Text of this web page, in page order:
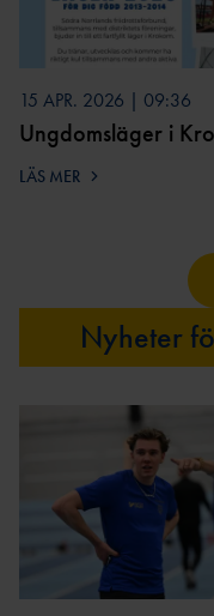
15 APR. 2026 | 09:36
Ungdomsläger i
LÄS MER
Nyheter